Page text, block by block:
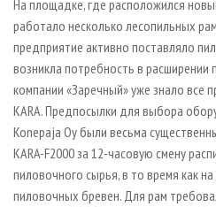
На площадке, где расположился
работало несколько лесопильных
предприятие активно поставляло
возникла потребность в
компании «Заречный» уже знало все
KARA. Предпосылки для выбора
Konepaja Oy были весьма
KARA-F2000 за 12-часовую смену
пиловочного сырья, в то время как
пиловочных бревен. Для рам